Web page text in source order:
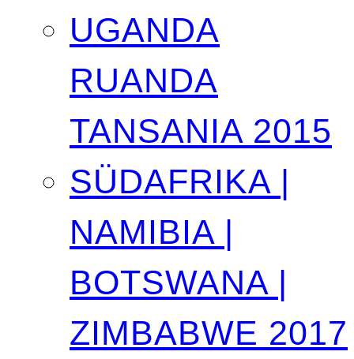
UGANDA
RUANDA
TANSANIA 2015
SÜDAFRIKA |
NAMIBIA |
BOTSWANA |
ZIMBABWE 2017